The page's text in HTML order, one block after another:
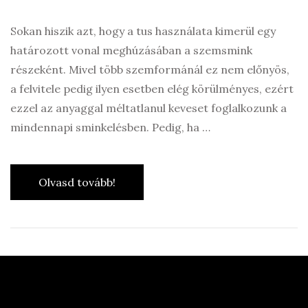
Sokan hiszik azt, hogy a tus használata kimerül egy
határozott vonal meghúzásában a szemsmink
részeként. Mivel több szemformánál ez nem előnyös,
a felvitele pedig ilyen esetben elég körülményes, ezért
ezzel az anyaggal méltatlanul keveset foglalkozunk a
mindennapi sminkelésben. Pedig, ha …
Olvasd tovább!